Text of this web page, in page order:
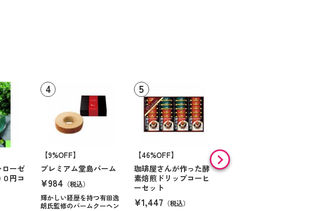
ローゼ
円コ
【9%OFF】
プレミアム堂島バーム
¥984 （税込）
輝かしい経歴を持つ有田逸
朗氏監修のバームクーヘン
【46%OFF】
珈琲屋さんが作った酵
素焙煎ドリップコーヒ
ーセット
¥1,447 （税込）
【9%OFF】
アラン・ド・パリ ショ